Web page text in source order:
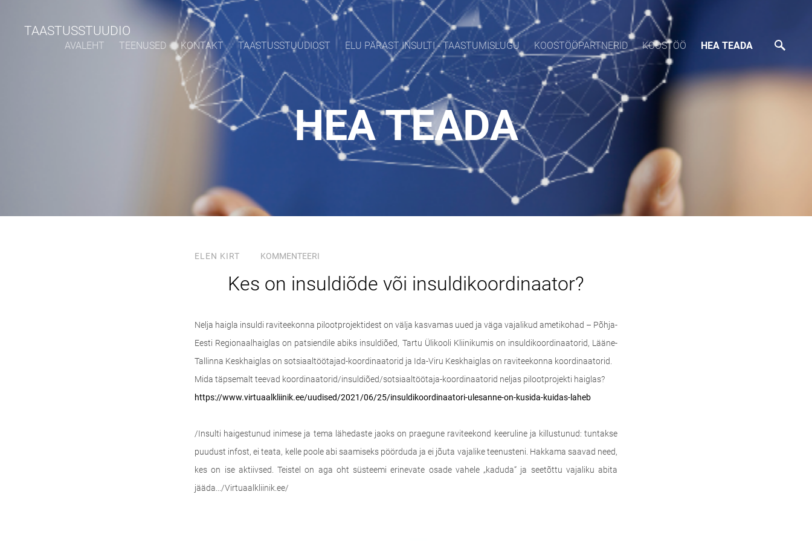
TAASTUSSTUUDIO
AVALEHT TEENUSED KONTAKT TAASTUSSTUUDIOST ELU PÄRAST INSULTI - TAASTUMISLUGU KOOSTÖÖPARTNERID KOOSTÖÖ HEA TEADA
HEA TEADA
ELEN KIRT KOMMENTEERI
Kes on insuldiõde või insuldikoordinaator?
Nelja haigla insuldi raviteekonna pilootprojektidest on välja kasvamas uued ja väga vajalikud ametikohad – Põhja-
Eesti Regionaalhaiglas on patsiendile abiks insuldiõed, Tartu Ülikooli Kliinikumis on insuldikoordinaatorid, Lääne-
Tallinna Keskhaiglas on sotsiaaltöötajad-koordinaatorid ja Ida-Viru Keskhaiglas on raviteekonna koordinaatorid.
Mida täpsemalt teevad koordinaatorid/insuldiõed/sotsiaaltöötaja-koordinaatorid neljas pilootprojekti haiglas?
https://www.virtuaalkliinik.ee/uudised/2021/06/25/insuldikoordinaatori-ulesanne-on-kusida-kuidas-laheb
/Insulti haigestunud inimese ja tema lähedaste jaoks on praegune raviteekond keeruline ja killustunud: tuntakse
puudust infost, ei teata, kelle poole abi saamiseks pöörduda ja ei jõuta vajalike teenusteni. Hakkama saavad need,
kes on ise aktiivsed. Teistel on aga oht süsteemi erinevate osade vahele „kaduda“ ja seetõttu vajaliku abita
jääda.../Virtuaalkliinik.ee/